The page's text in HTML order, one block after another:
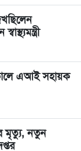
এআই সহায়ক
মৃত্যু, নতুন